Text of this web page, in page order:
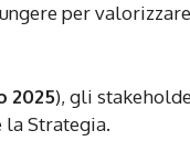
per
2025), gli
la Strategia.